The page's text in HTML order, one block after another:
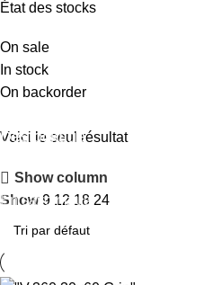
État des stocks
On sale
In stock
On backorder
Déstockage
Remise jusqu'à 50%
En savoir plus
Voici le seul résultat
Show column
Show 9 12 18 24